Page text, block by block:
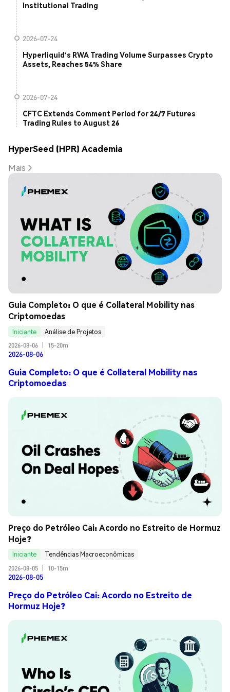
Institutional Trading
2026-07-24
Hyperliquid's RWA Trading Volume Surpasses Crypto
Assets, Reaches 54% Share
2026-07-24
CFTC Extends Comment Period for 24/7 Futures
Trading Rules to August 26
HyperSeed (HPR) Academia
Mais
Guia Completo: O que é Collateral Mobility nas
Criptomoedas
Iniciante
Análise de Projetos
2026-08-06
15-20m
2026-08-06
Guia Completo: O que é Collateral Mobility nas
Criptomoedas
Preço do Petróleo Cai: Acordo no Estreito de Hormuz
Hoje?
Iniciante
Tendências Macroeconômicas
2026-08-05
10-15m
2026-08-05
Preço do Petróleo Cai: Acordo no Estreito de
Hormuz Hoje?